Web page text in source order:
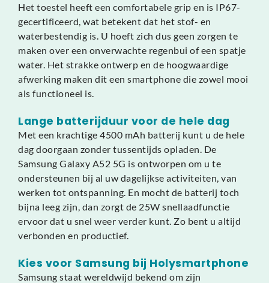
Het toestel heeft een comfortabele grip en is IP67-
gecertificeerd, wat betekent dat het stof- en
waterbestendig is. U hoeft zich dus geen zorgen te
maken over een onverwachte regenbui of een spatje
water. Het strakke ontwerp en de hoogwaardige
afwerking maken dit een smartphone die zowel mooi
als functioneel is.
Lange batterijduur voor de hele dag
Met een krachtige 4500 mAh batterij kunt u de hele
dag doorgaan zonder tussentijds opladen. De
Samsung Galaxy A52 5G is ontworpen om u te
ondersteunen bij al uw dagelijkse activiteiten, van
werken tot ontspanning. En mocht de batterij toch
bijna leeg zijn, dan zorgt de 25W snellaadfunctie
ervoor dat u snel weer verder kunt. Zo bent u altijd
verbonden en productief.
Kies voor Samsung bij Holysmartphone
Samsung staat wereldwijd bekend om zijn